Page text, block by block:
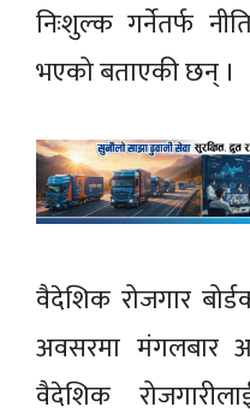
निःशुल्क गर्नेतर्फ
भएको बताएकी छन् ।
वैदेशिक रोजगार
अवसरमा मंगलबार
वैदेशिक